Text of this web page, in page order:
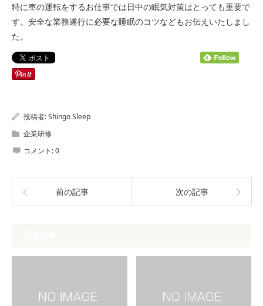
特に車の運転をするお仕事では日中の眠気対策はとっても重要で
す。安全な業務遂行に必要な睡眠のコツなどもお伝えいたしまし
た。
投稿者:Shingo Sleep
企業研修
コメント:0
前の記事 次の記事